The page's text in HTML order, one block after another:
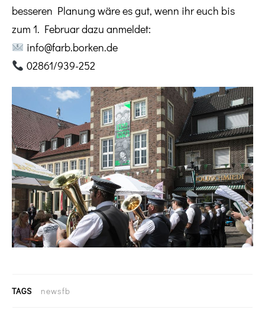
besseren Planung wäre es gut, wenn ihr euch bis
zum 1. Februar dazu anmeldet:
info@farb.borken.de
02861/939-252
TAGS newsfb